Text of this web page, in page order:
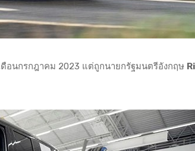
ดือนกรกฎาคม 2023 แต่ถูกนายกรัฐมนตรีอังกฤษ